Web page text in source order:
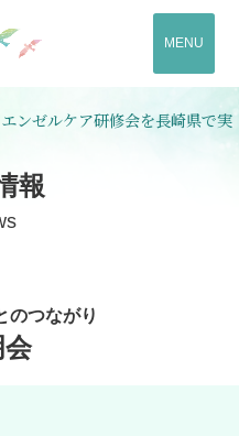
MENU
エンゼルケア研修会を長崎県で実
報
のつながり